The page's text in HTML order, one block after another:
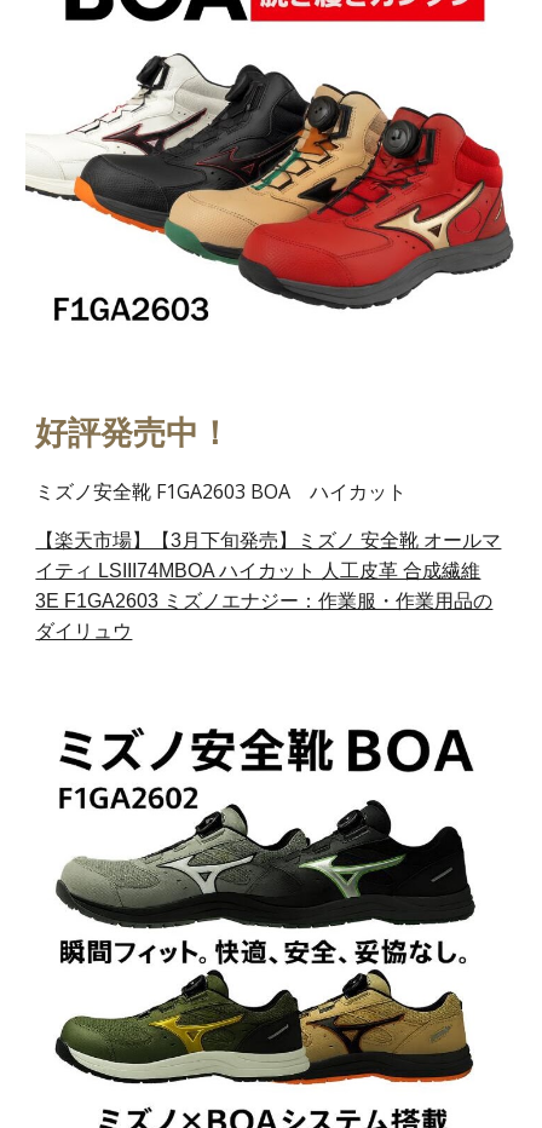
好評発売中！
ミズノ安全靴 F1GA2603 BOA ハイカット
【楽天市場】【3月下旬発売】ミズノ 安全靴 オールマ
イティ LSIII74MBOA ハイカット 人工皮革 合成繊維
3E F1GA2603 ミズノエナジー：作業服・作業用品の
ダイリュウ